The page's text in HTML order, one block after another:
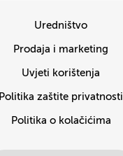
Uredništvo
Prodaja i marketing
Uvjeti korištenja
Politika zaštite privatnosti
Politika o kolačićima